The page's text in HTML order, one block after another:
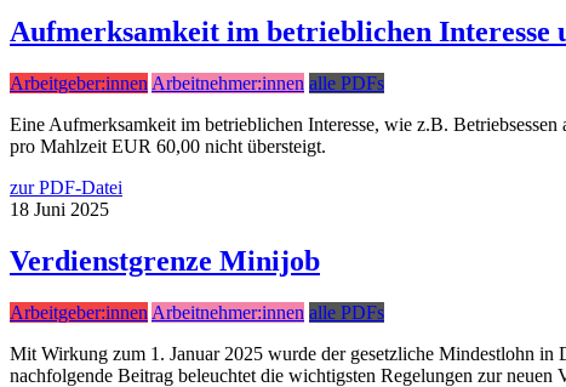
Aufmerksamkeit im betrieblichen Interesse
Arbeitgeber:innen Arbeitnehmer:innen alle PDFs
Eine Aufmerksamkeit im betrieblichen Interesse, wie z.B.
pro Mahlzeit EUR 60,00 nicht übersteigt.
zur PDF-Datei
18 Juni 2025
Verdienstgrenze Minijob
Arbeitgeber:innen Arbeitnehmer:innen alle PDFs
Mit Wirkung zum 1. Januar 2025 wurde der gesetzliche Mindestlohn
nachfolgende Beitrag beleuchtet die wichtigsten Regelungen zur neuen